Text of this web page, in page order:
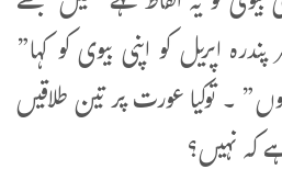
اپریل کو اپنی بیوی کو کہا”
۔ توکیا عورت پر تین طلاقیں
کہ نہیں؟